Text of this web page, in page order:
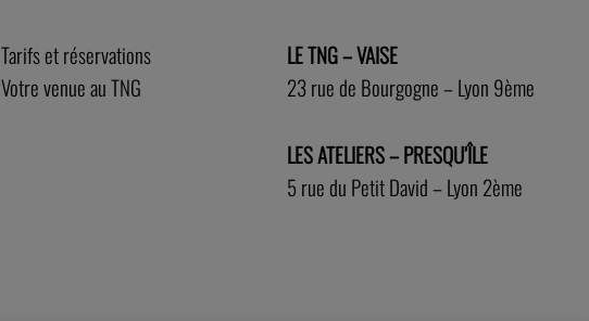
Tarifs et réservations
Votre venue au TNG
LE TNG – VAISE
23 rue de Bourgogne – Lyon 9ème
LES ATELIERS – PRESQU’ÎLE
5 rue du Petit David – Lyon 2ème